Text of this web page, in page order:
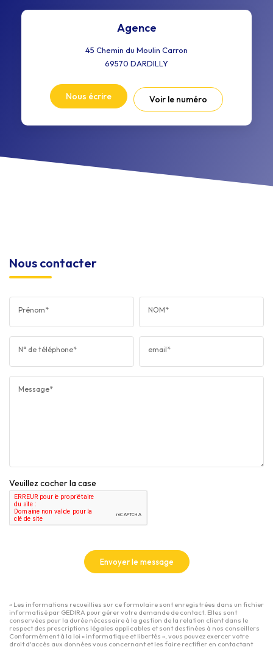
Agence
45 Chemin du Moulin Carron
69570 DARDILLY
Nous écrire Voir le numéro
Nous contacter
Prénom* NOM*
N° de téléphone* email*
Message*
Veuillez cocher la case
Envoyer le message
« Les informations recueillies sur ce formulaire sont enregistrées dans un fichier
informatisé par GEDIRA pour gérer votre demande de contact. Elles sont
conservées pour la durée nécessaire à la gestion de la relation client dans le
respect des prescriptions légales applicables et sont destinées à nos conseillers
Conformément à la loi « informatique et libertés », vous pouvez exercer votre
droit d'accès aux données vous concernant et les faire rectifier en contactant